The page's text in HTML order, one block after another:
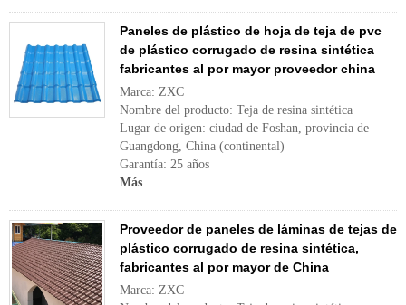
Paneles de plástico de hoja de teja de pvc
de plástico corrugado de resina sintética
fabricantes al por mayor proveedor china
Marca: ZXC
Nombre del producto: Teja de resina sintética
Lugar de origen: ciudad de Foshan, provincia de
Guangdong, China (continental)
Garantía: 25 años
Más
Proveedor de paneles de láminas de tejas de
plástico corrugado de resina sintética,
fabricantes al por mayor de China
Marca: ZXC